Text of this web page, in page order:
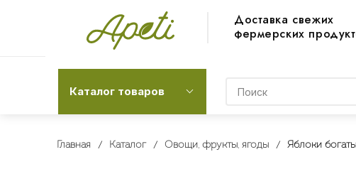
Доставка свежих
фермерских
Каталог товаров
Главная Каталог Овощи, фрукты, ягоды Яблоки